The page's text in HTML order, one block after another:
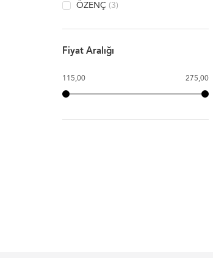
ÖZENÇ (3)
Fiyat Aralığı
115,00 275,00